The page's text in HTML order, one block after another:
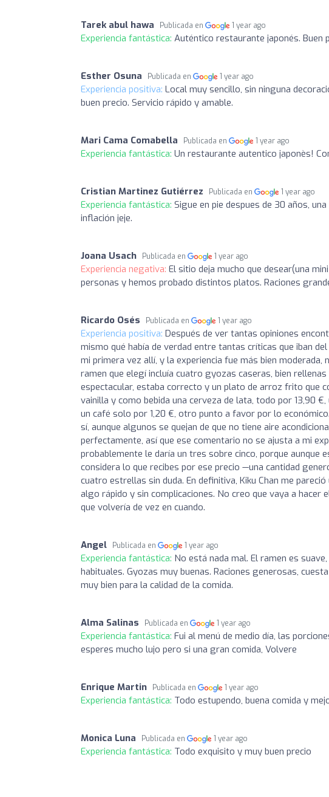
Tarek abul hawa Publicada en 1 year ago
Experiencia fantástica: Auténtico restaurante japonés. Buen
Esther Osuna Publicada en 1 year ago
Experiencia positiva: Local muy sencillo, sin ninguna
buen precio. Servicio rápido y amable.
Mari Cama Comabella Publicada en 1 year ago
Experiencia fantástica: Un restaurante autentico japonès!
Cristian Martinez Gutiérrez Publicada en 1 year ago
Experiencia fantástica: Sigue en pie despues de 30 años,
inflación jeje.
Joana Usach Publicada en 1 year ago
Experiencia negativa: El sitio deja mucho que desear(una
personas y hemos probado distintos platos. Raciones
Ricardo Osés Publicada en 1 year ago
Experiencia positiva: Después de ver tantas opiniones
mismo qué había de verdad entre tantas críticas que iban
mi primera vez allí, y la experiencia fue más bien
ramen que elegí incluía cuatro gyozas caseras, bien
espectacular, estaba correcto y un plato de arroz frito que
vainilla y como bebida una cerveza de lata, todo por 13,90
un café solo por 1,20 €, otro punto a favor por lo
sí, aunque algunos se quejan de que no tiene aire
perfectamente, así que ese comentario no se ajusta a mi
probablemente le daría un tres sobre cinco, porque aunque
considera lo que recibes por ese precio —una cantidad
cuatro estrellas sin duda. En definitiva, Kiku Chan me
algo rápido y sin complicaciones. No creo que vaya a
que volvería de vez en cuando.
Angel Publicada en 1 year ago
Experiencia fantástica: No está nada mal. El ramen es
habituales. Gyozas muy buenas. Raciones generosas,
muy bien para la calidad de la comida.
Alma Salinas Publicada en 1 year ago
Experiencia fantástica: Fui al menú de medio día, las
esperes mucho lujo pero si una gran comida, Volvere
Enrique Martin Publicada en 1 year ago
Experiencia fantástica: Todo estupendo, buena comida y
Monica Luna Publicada en 1 year ago
Experiencia fantástica: Todo exquisito y muy buen precio